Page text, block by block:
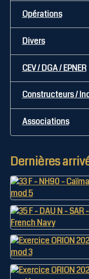
Opérations
Divers
CEV / DGA / EPNER
Constructeurs /
Associations
Dernières